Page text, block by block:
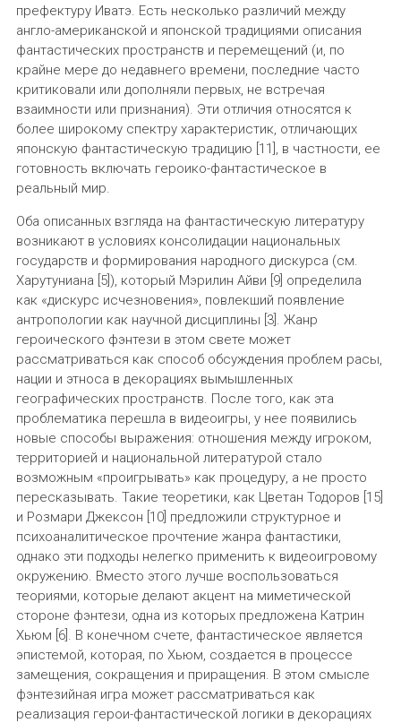
префектуру Иватэ. Есть несколько различий между
англо-американской и японской традициями описания
фантастических пространств и перемещений (и, по
крайне мере до недавнего времени, последние часто
критиковали или дополняли первых, не встречая
взаимности или признания). Эти отличия относятся к
более широкому спектру характеристик, отличающих
японскую фантастическую традицию [11], в частности, ее
готовность включать героико-фантастическое в
реальный мир.
Оба описанных взгляда на фантастическую литературу
возникают в условиях консолидации национальных
государств и формирования народного дискурса (см.
Харутуниана [5]), который Мэрилин Айви [9] определила
как «дискурс исчезновения», повлекший появление
антропологии как научной дисциплины [3]. Жанр
героического фэнтези в этом свете может
рассматриваться как способ обсуждения проблем расы,
нации и этноса в декорациях вымышленных
географических пространств. После того, как эта
проблематика перешла в видеоигры, у нее появились
новые способы выражения: отношения между игроком,
территорией и национальной литературой стало
возможным «проигрывать» как процедуру, а не просто
пересказывать. Такие теоретики, как Цветан Тодоров [15]
и Розмари Джексон [10] предложили структурное и
психоаналитическое прочтение жанра фантастики,
однако эти подходы нелегко применить к видеоигровому
окружению. Вместо этого лучше воспользоваться
теориями, которые делают акцент на миметической
стороне фэнтези, одна из которых предложена Катрин
Хьюм [6]. В конечном счете, фантастическое является
эпистемой, которая, по Хьюм, создается в процессе
замещения, сокращения и приращения. В этом смысле
фэнтезийная игра может рассматриваться как
реализация герои-фантастической логики в декорациях